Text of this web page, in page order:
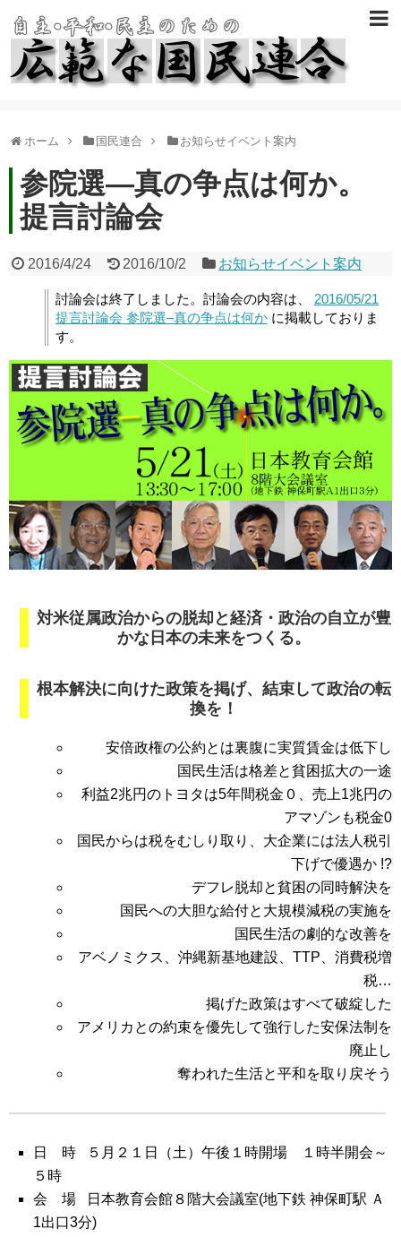
ホーム 国民連合 お知らせイベント案内
参院選―真の争点は何か。
提言討論会
2016/4/24 2016/10/2 お知らせイベント案内
討論会は終了しました。討論会の内容は、 2016/05/21
提言討論会 参院選–真の争点は何か に掲載しておりま
す。
対米従属政治からの脱却と経済・政治の自立が豊
かな日本の未来をつくる。
根本解決に向けた政策を掲げ、結束して政治の転
換を！
安倍政権の公約とは裏腹に実質賃金は低下し
国民生活は格差と貧困拡大の一途
利益2兆円のトヨタは5年間税金０、売上1兆円の
アマゾンも税金0
国民からは税をむしり取り、大企業には法人税引
下げで優遇か !?
デフレ脱却と貧困の同時解決を
国民への大胆な給付と大規模減税の実施を
国民生活の劇的な改善を
アベノミクス、沖縄新基地建設、TTP、消費税増
税…
掲げた政策はすべて破綻した
アメリカとの約束を優先して強行した安保法制を
廃止し
奪われた生活と平和を取り戻そう
日 時 ５月２１日（土）午後１時開場 １時半開会～
５時
会 場 日本教育会館８階大会議室(地下鉄 神保町駅 Ａ
1出口3分)